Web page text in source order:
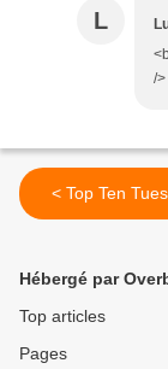
L
/
< Top Ten
Hébergé par
Top articles
Pages